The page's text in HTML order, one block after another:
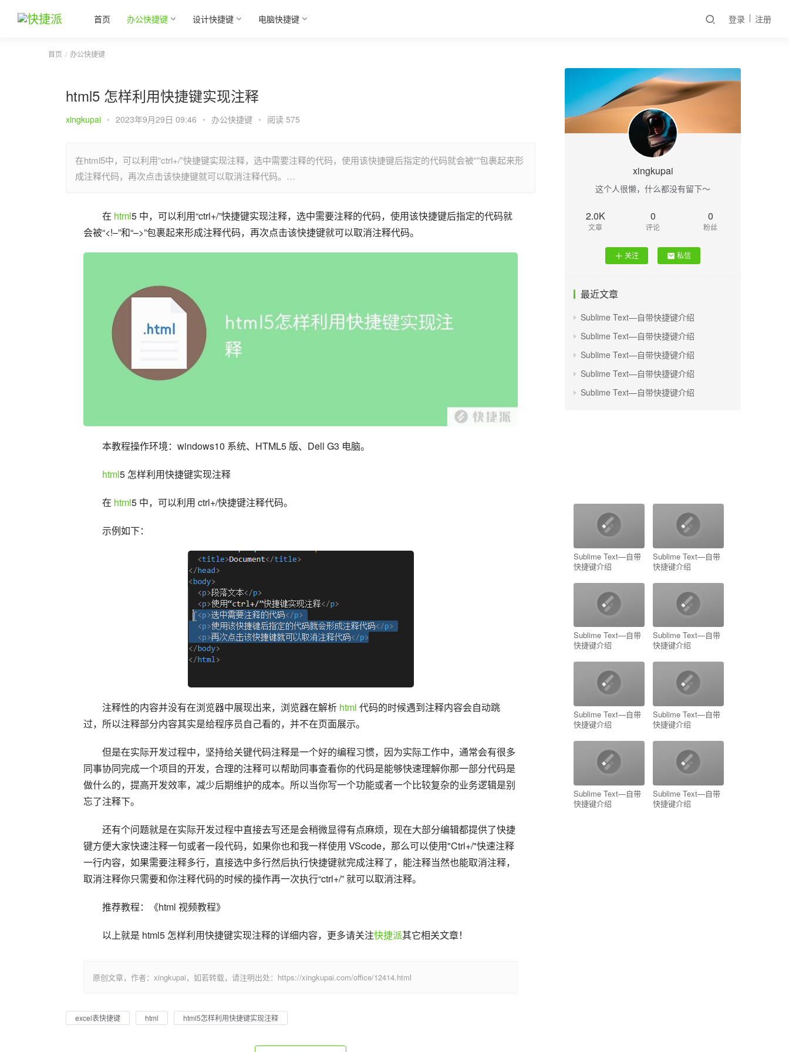
首页 办公快捷键 设计快捷键 电脑快捷键 登录 注册
首页 办公快捷键
html5 怎样利用快捷键实现注释
xingkupai • 2023年9月29日 09:46 • 办公快捷键 • 阅读 575
在html5中，可以利用“ctrl+/”快捷键实现注释，选中需要注释的代码，使用该快捷键后指定的代码就会被“”包裹起来形
成注释代码，再次点击该快捷键就可以取消注释代码。…
在 html5 中，可以利用“ctrl+/”快捷键实现注释，选中需要注释的代码，使用该快捷键后指定的代码就
会被“<!–”和“–>”包裹起来形成注释代码，再次点击该快捷键就可以取消注释代码。
本教程操作环境：windows10 系统、HTML5 版、Dell G3 电脑。
html5 怎样利用快捷键实现注释
在 html5 中，可以利用 ctrl+/快捷键注释代码。
示例如下：
注释性的内容并没有在浏览器中展现出来，浏览器在解析 html 代码的时候遇到注释内容会自动跳
过，所以注释部分内容其实是给程序员自己看的，并不在页面展示。
但是在实际开发过程中，坚持给关键代码注释是一个好的编程习惯，因为实际工作中，通常会有很多
同事协同完成一个项目的开发，合理的注释可以帮助同事查看你的代码是能够快速理解你那一部分代码是
做什么的，提高开发效率，减少后期维护的成本。所以当你写一个功能或者一个比较复杂的业务逻辑是别
忘了注释下。
还有个问题就是在实际开发过程中直接去写还是会稍微显得有点麻烦，现在大部分编辑都提供了快捷
键方便大家快速注释一句或者一段代码，如果你也和我一样使用 VScode，那么可以使用"Ctrl+/"快速注释
一行内容，如果需要注释多行，直接选中多行然后执行快捷键就完成注释了，能注释当然也能取消注释，
取消注释你只需要和你注释代码的时候的操作再一次执行“ctrl+/” 就可以取消注释。
推荐教程：《html 视频教程》
以上就是 html5 怎样利用快捷键实现注释的详细内容，更多请关注快捷派其它相关文章！
原创文章，作者：xingkupai，如若转载，请注明出处：https://xingkupai.com/office/12414.html
excel表快捷键 html html5怎样利用快捷键实现注释
xingkupai
这个人很懒，什么都没有留下～
2.0K
文章
0
评论
0
粉丝
关注 私信
最近文章
Sublime Text—自带快捷键介绍
Sublime Text—自带快捷键介绍
Sublime Text—自带快捷键介绍
Sublime Text—自带快捷键介绍
Sublime Text—自带快捷键介绍
Sublime Text—自带
快捷键介绍
Sublime Text—自带
快捷键介绍
Sublime Text—自带
快捷键介绍
Sublime Text—自带
快捷键介绍
Sublime Text—自带
快捷键介绍
Sublime Text—自带
快捷键介绍
Sublime Text—自带
快捷键介绍
Sublime Text—自带
快捷键介绍